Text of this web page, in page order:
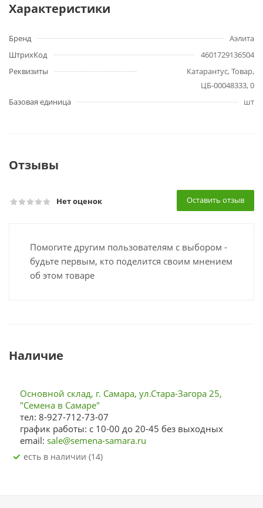
Характеристики
Бренд
Аэлита
ШтрихКод
4601729136504
Реквизиты
Катарантус, Товар,
ЦБ-00048333, 0
Базовая единица
шт
Отзывы
Нет оценок Оставить отзыв
Помогите другим пользователям с выбором -
будьте первым, кто поделится своим мнением
об этом товаре
Наличие
Основной склад, г. Самара, ул.Стара-Загора 25,
"Семена в Самаре"
тел: 8-927-712-73-07
график работы: с 10-00 до 20-45 без выходных
email: sale@semena-samara.ru
Есть в наличии (14)